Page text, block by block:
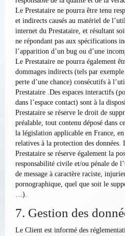
Le Prestataire ne pourra être tenu
et indirects causés au matériel de
internet du Prestataire, et résultant
ne répondant pas aux spécifications
l’apparition d’un bug ou d’une
Le Prestataire ne pourra également
dommages indirects (tels par
perte d’une chance) consécutifs à
Prestataire .Des espaces interactifs
dans l’espace contact) sont à la
Prestataire se réserve le droit de
préalable, tout contenu déposé dans
la législation applicable en France,
relatives à la protection des données.
Prestataire se réserve également la
responsabilité civile et/ou pénale de
de message à caractère raciste,
pornographique, quel que soit le
…).
7. Gestion des
Le Client est informé des